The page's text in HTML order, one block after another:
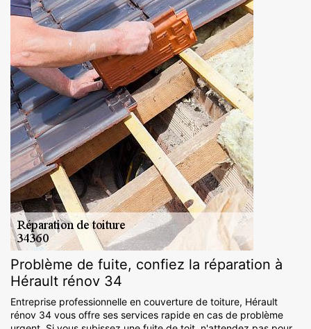
Problème de fuite, confiez la réparation à
Hérault rénov 34
Entreprise professionnelle en couverture de toiture, Hérault
rénov 34 vous offre ses services rapide en cas de problème